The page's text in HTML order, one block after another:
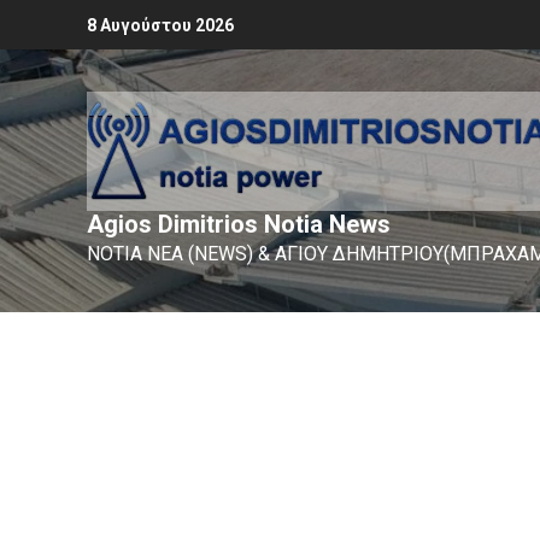
8 Αυγούστου 2026
Agios Dimitrios Notia News
ΝΟΤΙΑ ΝΕΑ (NEWS) & ΑΓΙΟΥ